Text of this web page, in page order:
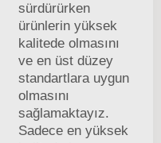
sürdürürken
ürünlerin yüksek
kalitede olmasını
ve en üst düzey
standartlara uygun
olmasını
sağlamaktayız.
Sadece en yüksek